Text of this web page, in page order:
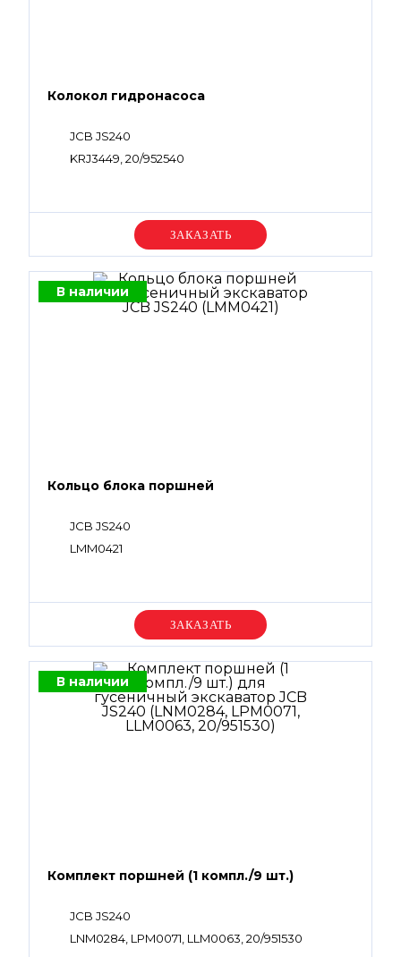
Колокол гидронасоса
JCB JS240
KRJ3449, 20/952540
Уточняйте цену
В наличии
Кольцо блока поршней
JCB JS240
LMM0421
Уточняйте цену
В наличии
Комплект поршней (1 компл./9 шт.)
JCB JS240
LNM0284, LPM0071, LLM0063, 20/951530